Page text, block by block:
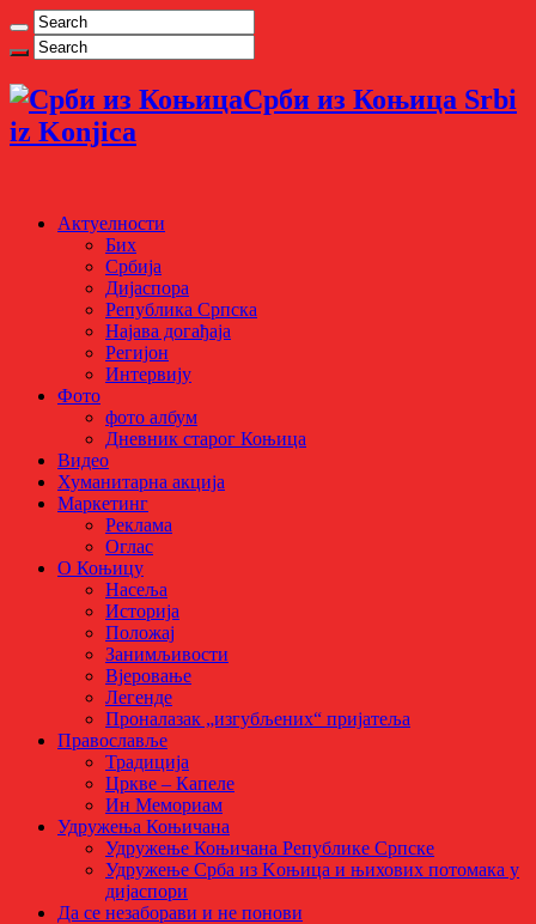
Срби из Коњица Srbi
iz Konjica
Актуелности
Бих
Србија
Дијаспора
Република Српска
Најава догађаја
Регијон
Интервију
Фото
фото албум
Дневник старог Коњица
Видео
Хуманитарна акција
Маркетинг
Реклама
Оглас
О Коњицу
Насеља
Историја
Положај
Занимљивости
Вјеровање
Легенде
Проналазак „изгубљених“ пријатеља
Православље
Традиција
Цркве – Капеле
Ин Мемориам
Удружења Коњичана
Удружење Коњичана Републике Српске
Удружење Срба из Kоњица и њихових потомака у
дијаспори
Да се незаборави и не понови